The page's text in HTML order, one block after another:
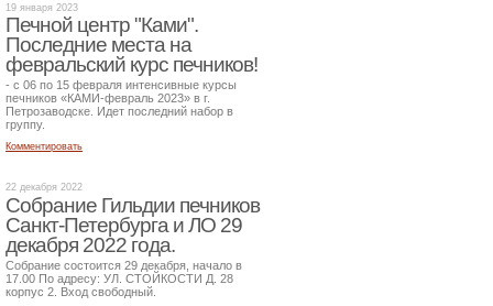
19 января 2023
Печной центр "Ками".
Последние места на
февральский курс печников!
- с 06 по 15 февраля интенсивные курсы
печников «КАМИ-февраль 2023» в г.
Петрозаводске. Идет последний набор в
группу.
Комментировать
22 декабря 2022
Собрание Гильдии печников
Санкт-Петербурга и ЛО 29
декабря 2022 года.
Собрание состоится 29 декабря, начало в
17.00 По адресу: УЛ. СТОЙКОСТИ Д. 28
корпус 2. Вход свободный.